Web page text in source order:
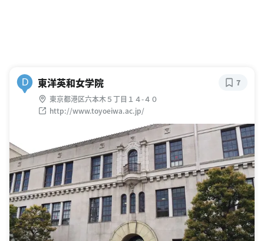
D 東洋英和女学院
東京都港区六本木５丁目１４-４０
http://www.toyoeiwa.ac.jp/
7